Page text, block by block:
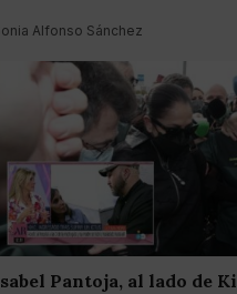
Alfonso Sánchez
Pantoja, al lado de